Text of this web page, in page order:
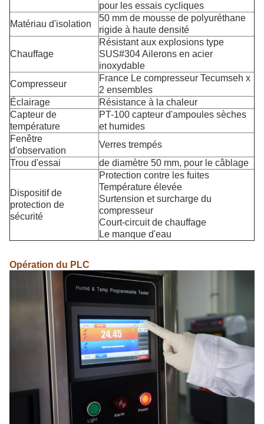
pour les essais cycliques
Matériau d'isolation
50 mm de mousse de polyuréthane
rigide à haute densité
Chauffage
Résistant aux explosions type
SUS#304 Ailerons en acier
inoxydable
Compresseur
France Le compresseur Tecumseh x
2 ensembles
Éclairage
Résistance à la chaleur
Capteur de
température
PT-100 capteur d'ampoules sèches
et humides
Fenêtre
d'observation
Verres trempés
Trou d'essai
de diamètre 50 mm, pour le câblage
Dispositif de
protection de
sécurité
Protection contre les fuites
Température élevée
Surtension et surcharge du
compresseur
Court-circuit de chauffage
Le manque d'eau
Opération du PLC